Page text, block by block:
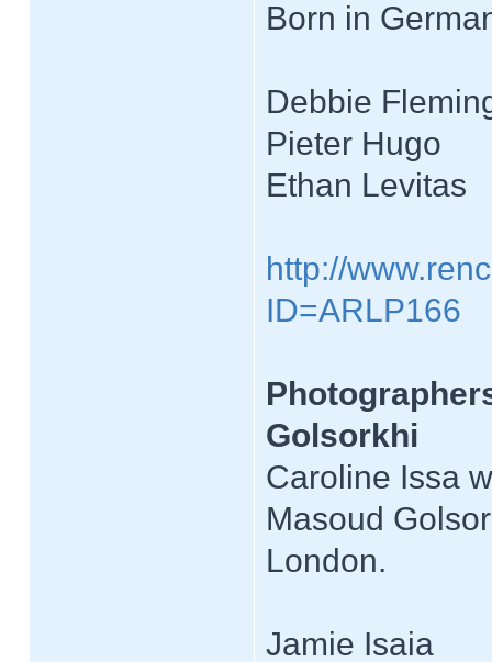
Born in
Debbie
Pieter Hugo
Ethan Levitas
http://
ID=ARLP166
Golsorkhi
Caroline Issa
Masoud
London.
Jamie Isaia